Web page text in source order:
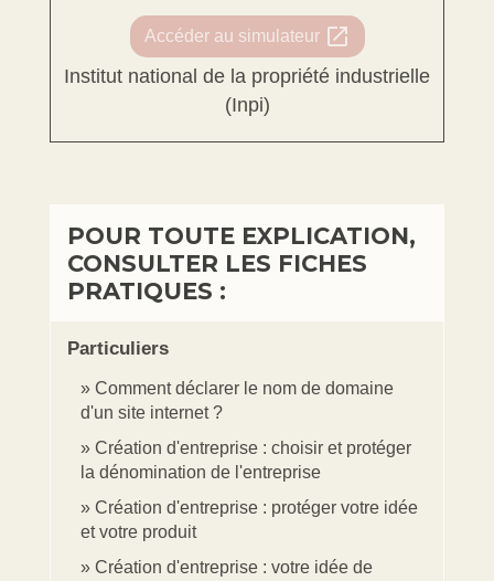
Accéder au simulateur open_in_new
Institut national de la propriété industrielle
(Inpi)
POUR TOUTE EXPLICATION,
CONSULTER LES FICHES
PRATIQUES :
Particuliers
Comment déclarer le nom de domaine
d'un site internet ?
Création d'entreprise : choisir et protéger
la dénomination de l'entreprise
Création d'entreprise : protéger votre idée
et votre produit
Création d'entreprise : votre idée de